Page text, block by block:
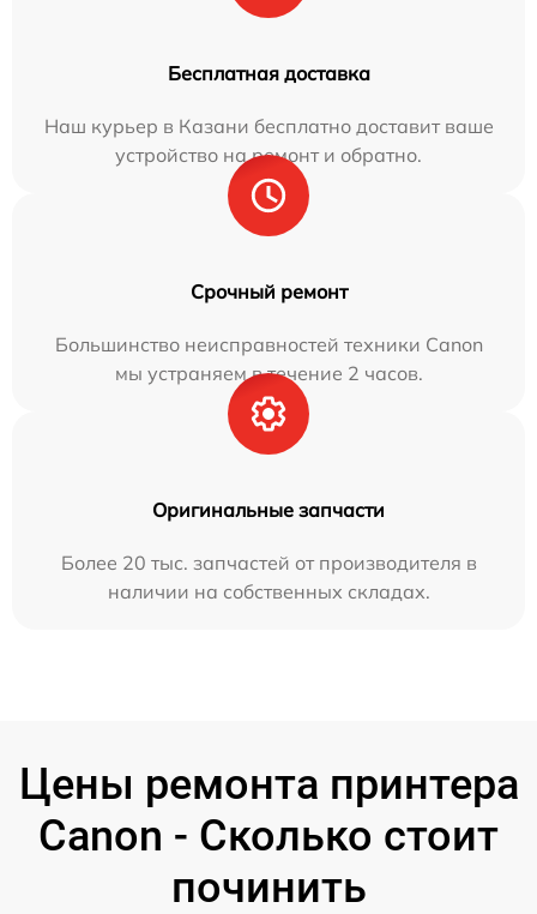
Бесплатная доставка
Наш курьер в Казани бесплатно доставит ваше
устройство на ремонт и обратно.
Срочный ремонт
Большинство неисправностей техники Canon
мы устраняем в течение 2 часов.
Оригинальные запчасти
Более 20 тыс. запчастей от производителя в
наличии на собственных складах.
Цены ремонта принтера
Canon - Сколько стоит
починить